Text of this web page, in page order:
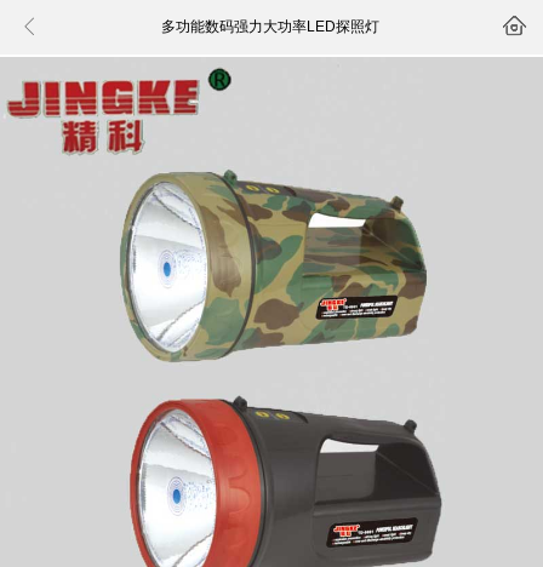
 多功能数码强力大功率LED探照灯 